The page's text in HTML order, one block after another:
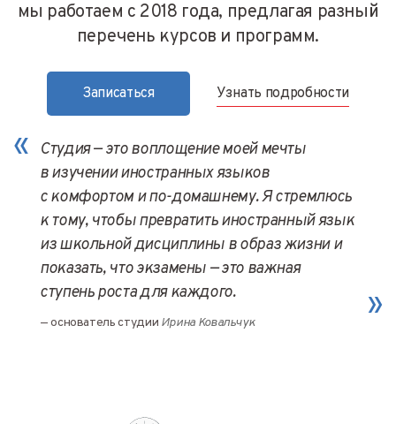
мы работаем с 2018 года, предлагая разный
перечень курсов и программ.
Записаться Узнать подробности
«
Студия — это воплощение моей мечты
в изучении иностранных языков
с комфортом и по-домашнему. Я стремлюсь
к тому, чтобы превратить иностранный язык
из школьной дисциплины в образ жизни и
показать, что экзамены — это важная
ступень роста для каждого.
»
основатель студии Ирина Ковальчук